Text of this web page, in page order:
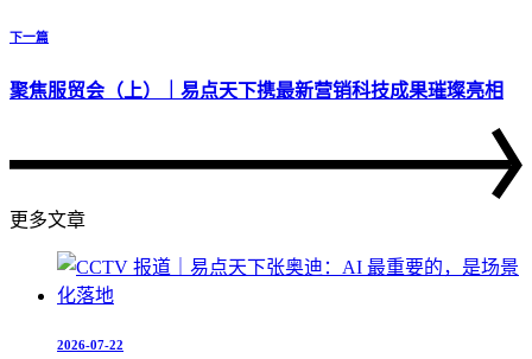
下一篇
聚焦服贸会（上）｜易点天下携最新营销科技成果璀璨亮相
更多文章
2026-07-22